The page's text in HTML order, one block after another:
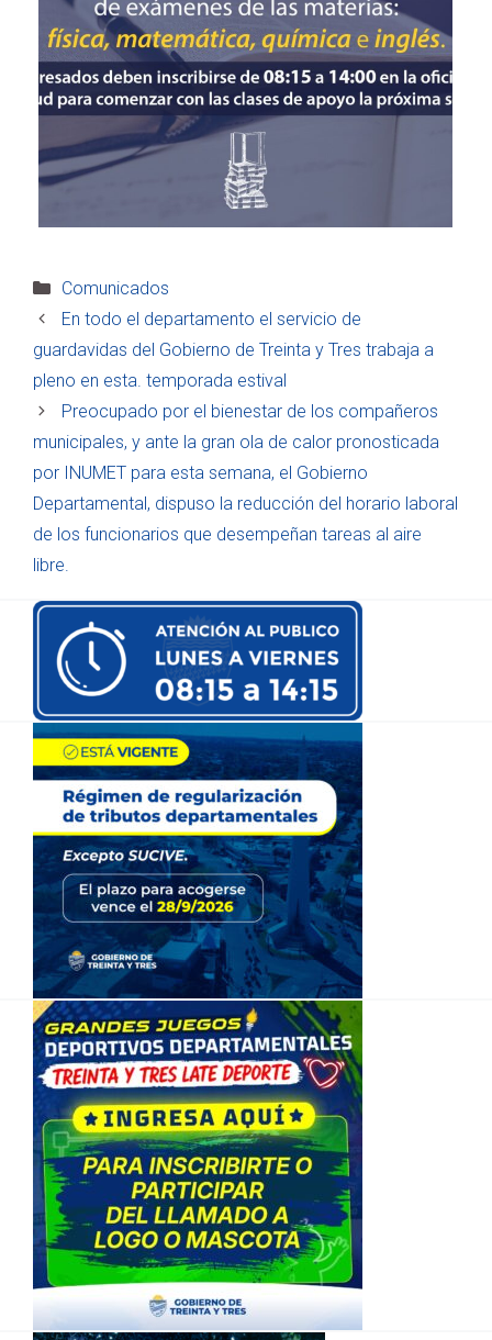
Categorías
Comunicados
En todo el departamento el servicio de
guardavidas del Gobierno de Treinta y Tres trabaja a
pleno en esta. temporada estival
Preocupado por el bienestar de los compañeros
municipales, y ante la gran ola de calor pronosticada
por INUMET para esta semana, el Gobierno
Departamental, dispuso la reducción del horario laboral
de los funcionarios que desempeñan tareas al aire
libre.